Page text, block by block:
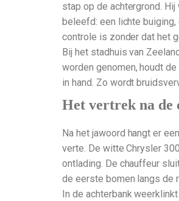
stap op de achtergrond.
beleefd: een lichte
controle is zonder dat het
Bij het stadhuis van
worden genomen, houdt
in hand. Zo wordt
Het vertrek na de
Na het jawoord hangt er
verte. De witte Chrysler
ontlading. De chauffeur
de eerste bomen langs de
In de achterbank